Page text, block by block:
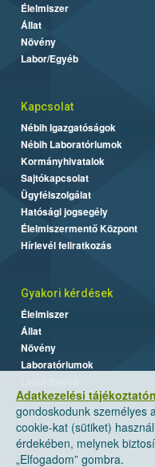
Adatkezelési
gondoskodunk személyes
cookie-kat (sütiket)
érdekében, melynek
„Elfogadom” gombra.
Élelmiszer
Állat
Növény
Labor/Egyéb
Kapcsolat
Nébih Igazgatóságok
Nébih Laboratóriumok
Kormányhivatalok
Sajtókapcsolat
Ügyfélszolgálat
Hatósági jogsegély
Élelmiszermentő Központ
Hírlevél feliratkozás
Gyakori kérdések
Élelmiszer
Állat
Növény
Laboratóriumok